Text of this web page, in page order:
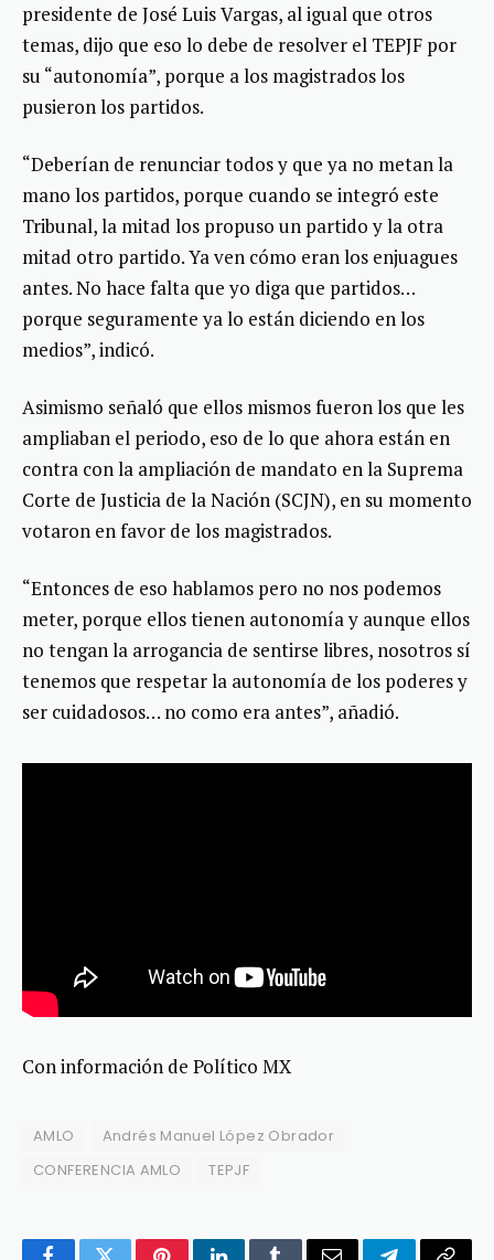
presidente de José Luis Vargas, al igual que otros
temas, dijo que eso lo debe de resolver el TEPJF por
su “autonomía”, porque a los magistrados los
pusieron los partidos.
“Deberían de renunciar todos y que ya no metan la
mano los partidos, porque cuando se integró este
Tribunal, la mitad los propuso un partido y la otra
mitad otro partido. Ya ven cómo eran los enjuagues
antes. No hace falta que yo diga que partidos…
porque seguramente ya lo están diciendo en los
medios”, indicó.
Asimismo señaló que ellos mismos fueron los que les
ampliaban el periodo, eso de lo que ahora están en
contra con la ampliación de mandato en la Suprema
Corte de Justicia de la Nación (SCJN), en su momento
votaron en favor de los magistrados.
“Entonces de eso hablamos pero no nos podemos
meter, porque ellos tienen autonomía y aunque ellos
no tengan la arrogancia de sentirse libres, nosotros sí
tenemos que respetar la autonomía de los poderes y
ser cuidadosos… no como era antes”, añadió.
Con información de Político MX
AMLO
Andrés Manuel López Obrador
CONFERENCIA AMLO
TEPJF